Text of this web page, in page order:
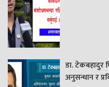
डा. टेकबहादुर
अनुसन्धान र